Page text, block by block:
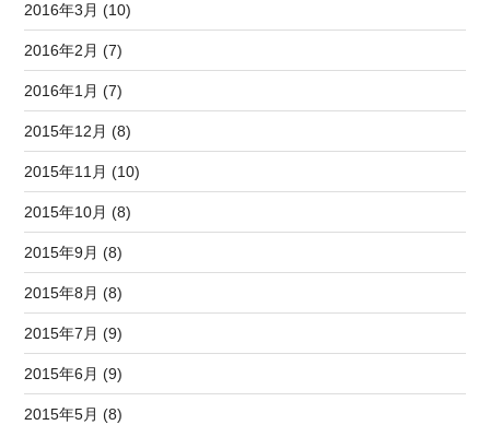
2016年3月 (10)
2016年2月 (7)
2016年1月 (7)
2015年12月 (8)
2015年11月 (10)
2015年10月 (8)
2015年9月 (8)
2015年8月 (8)
2015年7月 (9)
2015年6月 (9)
2015年5月 (8)